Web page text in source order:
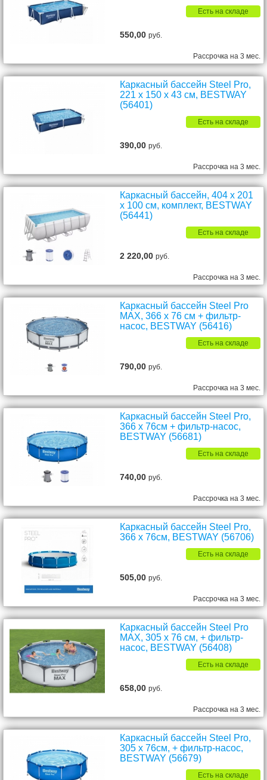
Есть на складе
550,00руб.
Рассрочка на 3 мес.
Каркасный бассейн Steel Pro,
221 х 150 х 43 см, BESTWAY
(56401)
Есть на складе
390,00руб.
Рассрочка на 3 мес.
Каркасный бассейн, 404 х 201
х 100 см, комплект, BESTWAY
(56441)
Есть на складе
2 220,00руб.
Рассрочка на 3 мес.
Каркасный бассейн Steel Pro
MAX, 366 х 76 см + фильтр-
насос, BESTWAY (56416)
Есть на складе
790,00руб.
Рассрочка на 3 мес.
Каркасный бассейн Steel Pro,
366 x 76см + фильтр-насос,
BESTWAY (56681)
Есть на складе
740,00руб.
Рассрочка на 3 мес.
Каркасный бассейн Steel Pro,
366 x 76см, BESTWAY (56706)
Есть на складе
505,00руб.
Рассрочка на 3 мес.
Каркасный бассейн Steel Pro
MAX, 305 х 76 см, + фильтр-
насос, BESTWAY (56408)
Есть на складе
658,00руб.
Рассрочка на 3 мес.
Каркасный бассейн Steel Pro,
305 x 76см, + фильтр-насос,
BESTWAY (56679)
Есть на складе